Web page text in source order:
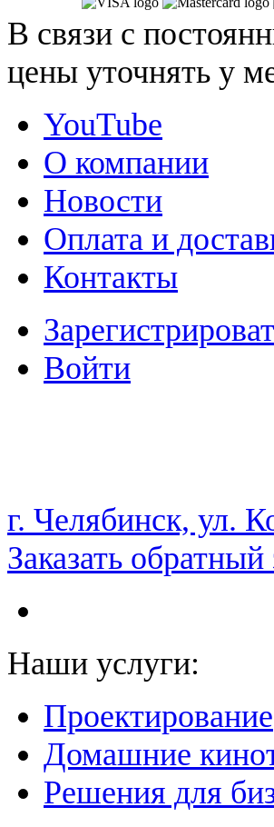
В связи с
цены уточнять у
YouTube
О компании
Новости
Оплата и
Контакты
Войти
НАМ ДОВЕРЯЮТ С 2003
г. Челябинск, ул.
Заказать обратный
Наши услуги:
Проектирование
Домашние
Решения для